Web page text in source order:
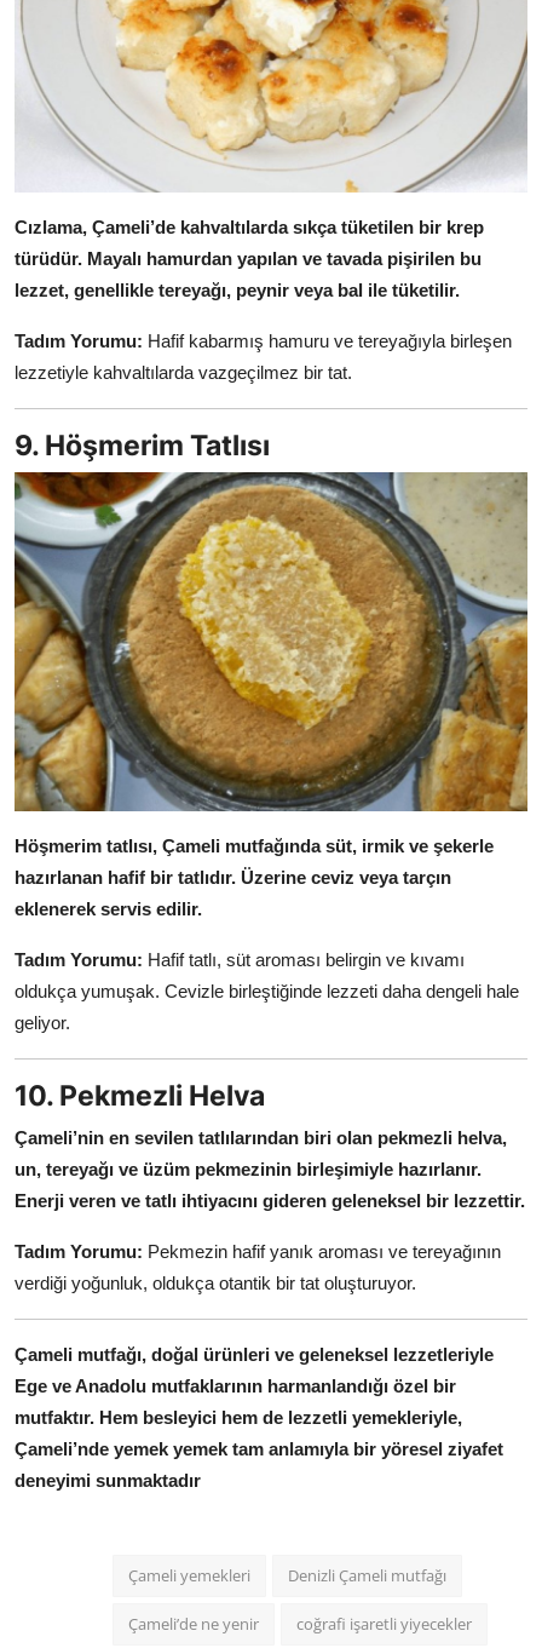
Cızlama, Çameli’de kahvaltılarda sıkça tüketilen bir krep
türüdür. Mayalı hamurdan yapılan ve tavada pişirilen bu
lezzet, genellikle tereyağı, peynir veya bal ile tüketilir.
Tadım Yorumu: Hafif kabarmış hamuru ve tereyağıyla birleşen
lezzetiyle kahvaltılarda vazgeçilmez bir tat.
9. Höşmerim Tatlısı
Höşmerim tatlısı, Çameli mutfağında süt, irmik ve şekerle
hazırlanan hafif bir tatlıdır. Üzerine ceviz veya tarçın
eklenerek servis edilir.
Tadım Yorumu: Hafif tatlı, süt aroması belirgin ve kıvamı
oldukça yumuşak. Cevizle birleştiğinde lezzeti daha dengeli hale
geliyor.
10. Pekmezli Helva
Çameli’nin en sevilen tatlılarından biri olan pekmezli helva,
un, tereyağı ve üzüm pekmezinin birleşimiyle hazırlanır.
Enerji veren ve tatlı ihtiyacını gideren geleneksel bir lezzettir.
Tadım Yorumu: Pekmezin hafif yanık aroması ve tereyağının
verdiği yoğunluk, oldukça otantik bir tat oluşturuyor.
Çameli mutfağı, doğal ürünleri ve geleneksel lezzetleriyle
Ege ve Anadolu mutfaklarının harmanlandığı özel bir
mutfaktır. Hem besleyici hem de lezzetli yemekleriyle,
Çameli’nde yemek yemek tam anlamıyla bir yöresel ziyafet
deneyimi sunmaktadır
Çameli yemekleri Denizli Çameli mutfağı
Çameli’de ne yenir coğrafi işaretli yiyecekler